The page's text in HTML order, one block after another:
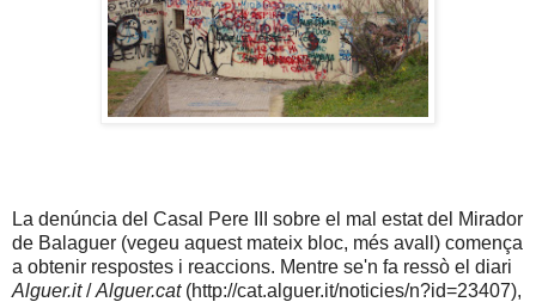
La denúncia del Casal Pere III sobre el mal estat del Mirador
de Balaguer (vegeu aquest mateix bloc, més avall) comença
a obtenir respostes i reaccions. Mentre se'n fa ressò el diari
Alguer.it/Alguer.cat(http://cat.alguer.it/noticies/n?id=23407),